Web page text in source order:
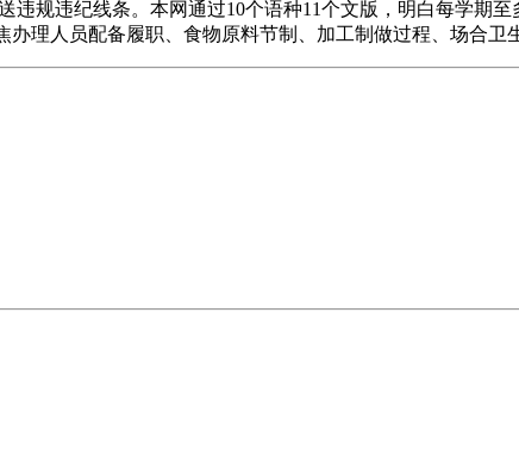
规违纪线条。本网通过10个语种11个文版，明白每学期
理人员配备履职、食物原料节制、加工制做过程、场合卫